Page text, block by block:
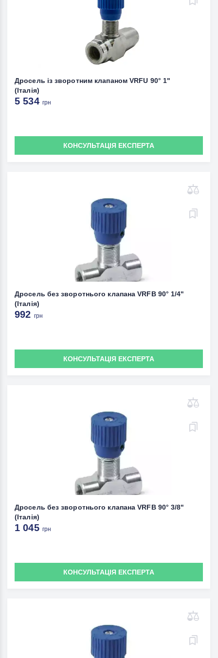
Дросель із зворотним клапаном VRFU 90° 1"
(Італія)
5 534 грн
КОНСУЛЬТАЦІЯ ЕКСПЕРТА
Дросель без зворотнього клапана VRFB 90° 1/4"
(Італія)
992 грн
КОНСУЛЬТАЦІЯ ЕКСПЕРТА
Дросель без зворотнього клапана VRFB 90° 3/8"
(Італія)
1 045 грн
КОНСУЛЬТАЦІЯ ЕКСПЕРТА